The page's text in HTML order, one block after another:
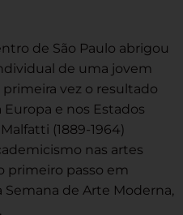
de São Paulo abrigou
de uma jovem
vez o resultado
e nos Estados
(1889-1964)
nas artes
primeiro passo em
de Arte Moderna,